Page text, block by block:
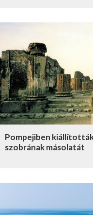
Pompejiben
szobrának másolatát